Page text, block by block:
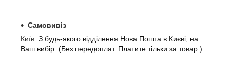
Самовивіз
Київ. З будь-якого відділення Нова Пошта в Києві, на
Ваш вибір. (Без передоплат. Платите тільки за товар.)